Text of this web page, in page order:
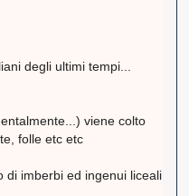
degli ultimi tempi...
viene colto
folle etc etc
di imberbi ed ingenui liceali